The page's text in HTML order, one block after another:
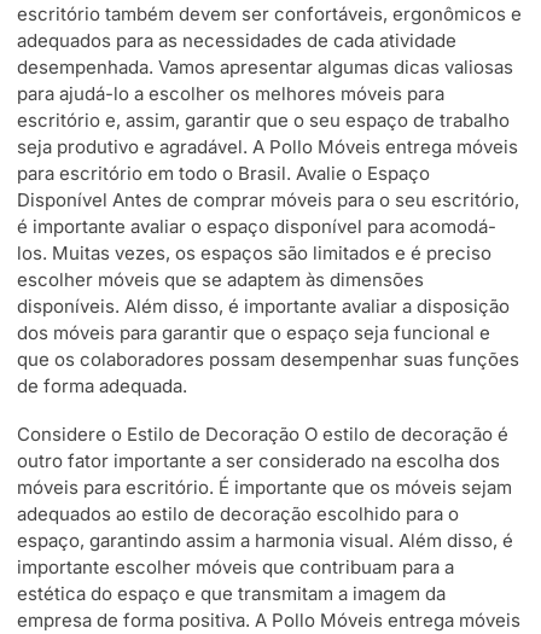
escritório também devem ser confortáveis, ergonômicos e
adequados para as necessidades de cada atividade
desempenhada. Vamos apresentar algumas dicas valiosas
para ajudá-lo a escolher os melhores móveis para
escritório e, assim, garantir que o seu espaço de trabalho
seja produtivo e agradável. A Pollo Móveis entrega móveis
para escritório em todo o Brasil. Avalie o Espaço
Disponível Antes de comprar móveis para o seu escritório,
é importante avaliar o espaço disponível para acomodá-
los. Muitas vezes, os espaços são limitados e é preciso
escolher móveis que se adaptem às dimensões
disponíveis. Além disso, é importante avaliar a disposição
dos móveis para garantir que o espaço seja funcional e
que os colaboradores possam desempenhar suas funções
de forma adequada.
Considere o Estilo de Decoração O estilo de decoração é
outro fator importante a ser considerado na escolha dos
móveis para escritório. É importante que os móveis sejam
adequados ao estilo de decoração escolhido para o
espaço, garantindo assim a harmonia visual. Além disso, é
importante escolher móveis que contribuam para a
estética do espaço e que transmitam a imagem da
empresa de forma positiva. A Pollo Móveis entrega móveis